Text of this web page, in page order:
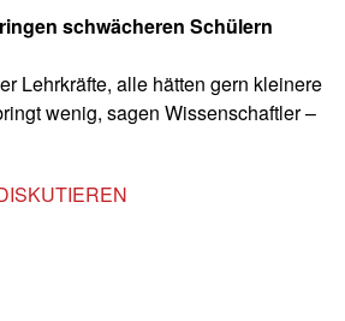
Lehrkräfte, alle hätten gern kleinere
wenig, sagen Wissenschaftler –